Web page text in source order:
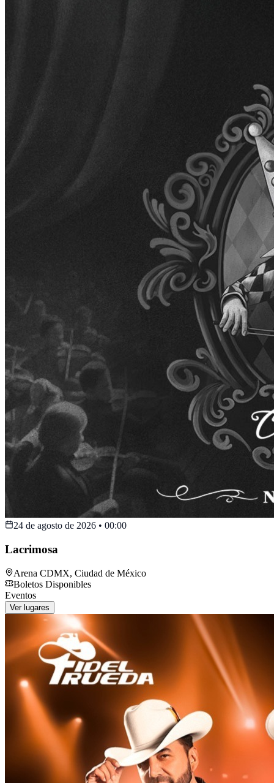
24 de agosto de 2026 • 00:00
Lacrimosa
Arena CDMX, Ciudad de México
Boletos Disponibles
Eventos
Ver lugares